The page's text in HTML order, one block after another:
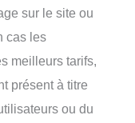
sur le site ou
cas les
meilleurs tarifs,
présent à titre
ou du